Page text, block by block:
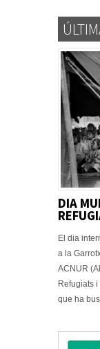
DIA
El dia
a la
ACNUR
Refugiats
que ha